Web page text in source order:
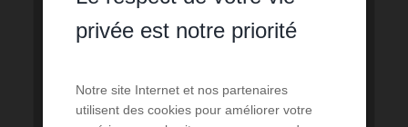
privée est notre priorité
Notre site Internet et nos partenaires
utilisent des cookies pour améliorer votre